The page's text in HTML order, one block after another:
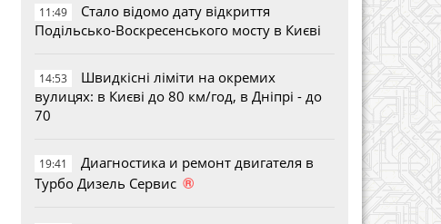
11:49
Стало відомо дату відкриття
Подільсько-Воскресенського мосту в Києві
14:53
Швидкісні ліміти на окремих
вулицях: в Києві до 80 км/год, в Дніпрі - до
70
19:41
Диагностика и ремонт двигателя в
Турбо Дизель Сервис ®